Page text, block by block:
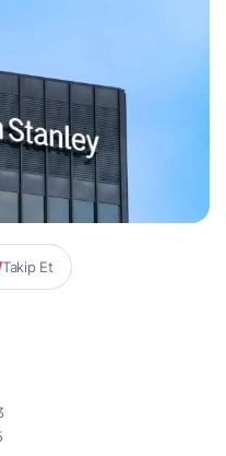
Takip Et